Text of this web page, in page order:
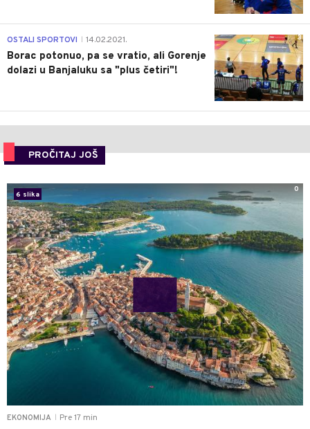
3
OSTALI SPORTOVI 14.02.2021.
Borac potonuo, pa se vratio, ali Gorenje
dolazi u Banjaluku sa "plus četiri"!
PROČITAJ JOŠ
EKONOMIJA Pre 17 min
6 slika
0